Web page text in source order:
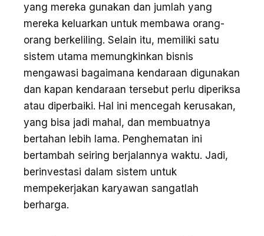
yang mereka gunakan dan jumlah yang
mereka keluarkan untuk membawa orang-
orang berkeliling. Selain itu, memiliki satu
sistem utama memungkinkan bisnis
mengawasi bagaimana kendaraan digunakan
dan kapan kendaraan tersebut perlu diperiksa
atau diperbaiki. Hal ini mencegah kerusakan,
yang bisa jadi mahal, dan membuatnya
bertahan lebih lama. Penghematan ini
bertambah seiring berjalannya waktu. Jadi,
berinvestasi dalam sistem untuk
mempekerjakan karyawan sangatlah
berharga.